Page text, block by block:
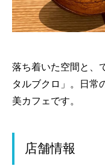
落ち着いた空間と、
タルブクロ」。日常
美カフェです。
店舗情報